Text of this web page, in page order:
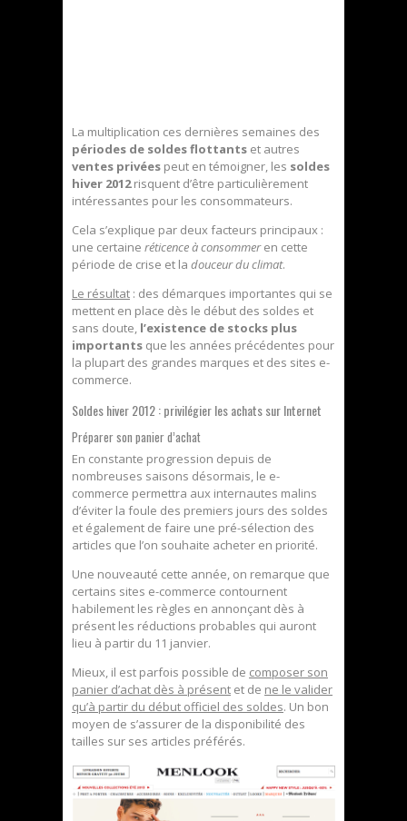
La multiplication ces dernières semaines des
périodes de soldes flottants et autres
ventes privées peut en témoigner, les soldes
hiver 2012risquent d’être particulièrement
intéressantes pour les consommateurs.
Cela s’explique par deux facteurs principaux :
une certaine réticence à consommeren cette
période de crise et la douceur du climat.
Le résultat : des démarques importantes qui se
mettent en place dès le début des soldes et
sans doute, l’existence de stocks plus
importants que les années précédentes pour
la plupart des grandes marques et des sites e-
commerce.
Soldes hiver 2012 : privilégier les achats sur Internet
Préparer son panier d’achat
En constante progression depuis de
nombreuses saisons désormais, le e-
commerce permettra aux internautes malins
d’éviter la foule des premiers jours des soldes
et également de faire une pré-sélection des
articles que l’on souhaite acheter en priorité.
Une nouveauté cette année, on remarque que
certains sites e-commerce contournent
habilement les règles en annonçant dès à
présent les réductions probables qui auront
lieu à partir du 11 janvier.
Mieux, il est parfois possible de composer son
panier d’achat dès à présent et de ne le valider
qu’à partir du début officiel des soldes. Un bon
moyen de s’assurer de la disponibilité des
tailles sur ses articles préférés.